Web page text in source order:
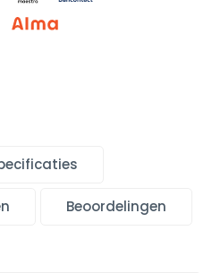
Beoordelingen